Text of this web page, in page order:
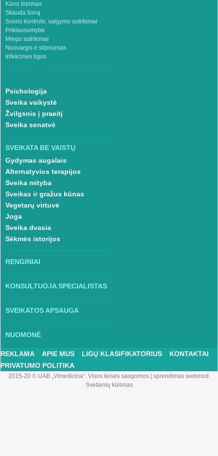
Kūno tirpimas
Skauda šoną
Svorio kontrolė, valgymo sutrikimai
Priklausomybė
Miego sutrikimai
Nuovargis ir silpnumas
Infekcinės ligos
Psichologija
Sveika vaikystė
Žvilgsnis į praeitį
Sveika senatvė
SVEIKATA BE VAISTŲ
Gydymas augalais
Alternatyvios terapijos
Sveika mityba
Sveikas ir gražus kūnas
Vegetarų virtuvė
Joga
Sveika dvasia
Sėkmės istorijos
RENGINIAI
KONSULTUOJA SPECIALISTAS
SVEIKATOS APSAUGA
NUOMONĖ
REKLAMA APIE MUS LIGŲ KLASIFIKATORIUS
KONTAKTAI
PRIVATUMO POLITIKA
2015-20 © UAB „Vlmedicina“. Visos teises saugomos| sprendimas webmod:
Svetainių kūrimas